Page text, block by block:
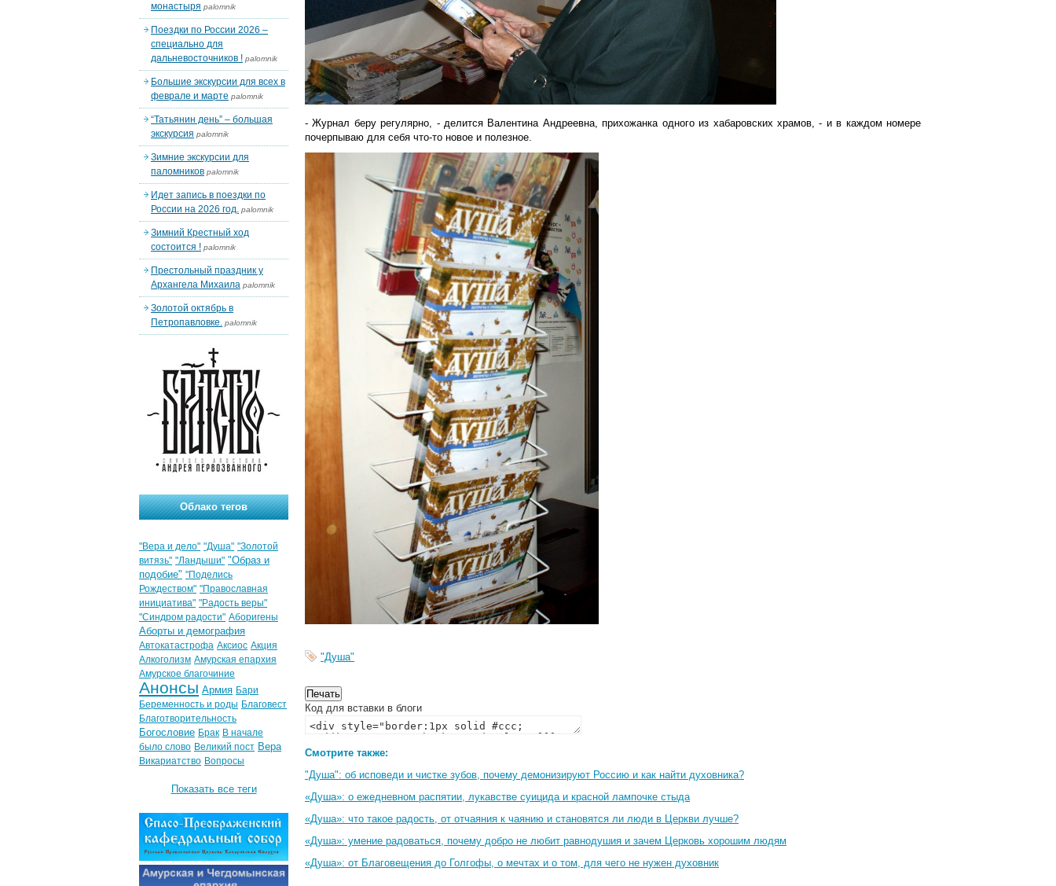
- Журнал беру регулярно, - делится Валентина Андреевна, прихожанка одного из хабаровских храмов, - и в каждом номере
почерпываю для себя что-то новое и полезное.
"Душа"
Код для вставки в блоги
Смотрите также:
"Душа": об исповеди и чистке зубов, почему демонизируют Россию и как найти духовника?
«Душа»: о ежедневном распятии, лукавстве суицида и красной лампочке стыда
«Душа»: что такое радость, от отчаяния к чаянию и становятся ли люди в Церкви лучше?
«Душа»: умение радоваться, почему добро не любит равнодушия и зачем Церковь хорошим людям
«Душа»: от Благовещения до Голгофы, о мечтах и о том, для чего не нужен духовник
монастыря palomnik
Поездки по России 2026 –
специально для
дальневосточников ! palomnik
Большие экскурсии для всех в
феврале и марте palomnik
“Татьянин день” – большая
экскурсия palomnik
Зимние экскурсии для
паломников palomnik
Идет запись в поездки по
России на 2026 год. palomnik
Зимний Крестный ход
состоится ! palomnik
Престольный праздник у
Архангела Михаила palomnik
Золотой октябрь в
Петропавловке. palomnik
Облако тегов
"Вера и дело" "Душа" "Золотой
витязь" "Ландыши" "Образ и
подобие" "Поделись
Рождеством" "Православная
инициатива" "Радость веры"
"Синдром радости" Аборигены
Аборты и демография
Автокатастрофа Аксиос Акция
Алкоголизм Амурская епархия
Амурское благочиние
Анонсы Армия Бари
Беременность и роды Благовест
Благотворительность
Богословие Брак В начале
было слово Великий пост Вера
Викариатство Вопросы
Показать все теги